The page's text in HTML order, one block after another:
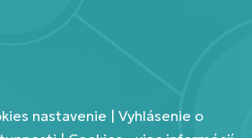
nastavenie | Vyhlásenie o